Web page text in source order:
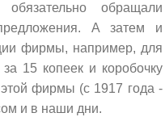
обращали
А затем и
фирмы, например, для
15 копеек и коробочку
фирмы (с 1917 года -
и в наши дни.